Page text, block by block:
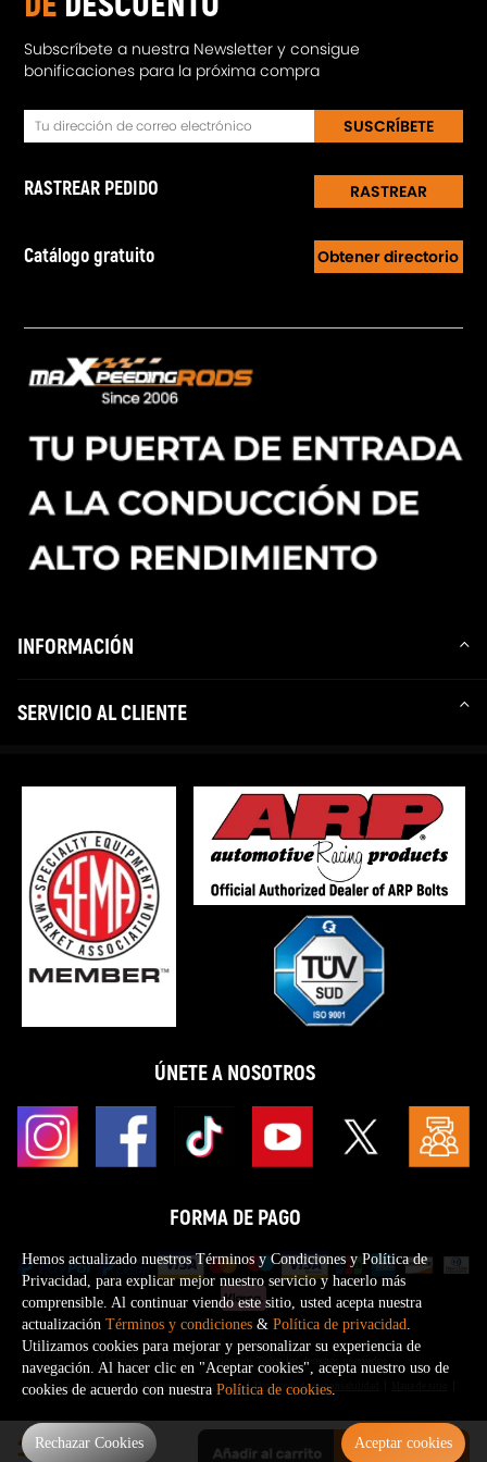
Subscríbete a nuestra Newsletter y consigue
bonificaciones para la próxima compra
SUSCRÍBETE
RASTREAR PEDIDO RASTREAR
Catálogo gratuito Obtener directorio
INFORMACIÓN
SERVICIO AL CLIENTE
ÚNETE A NOSOTROS
FORMA DE PAGO
Copyright © 2026 Maxpeedingrods Todos los derechos reservados.
Política de privacidad Términos y condiciones Descargos de responsabilidad
Hemos actualizado nuestros Términos y Condiciones y Política de
Privacidad, para explicar mejor nuestro servicio y hacerlo más
comprensible. Al continuar viendo este sitio, usted acepta nuestra
actualización Términos y condiciones & Política de privacidad.
Utilizamos cookies para mejorar y personalizar su experiencia de
navegación. Al hacer clic en "Aceptar cookies", acepta nuestro uso de
cookies de acuerdo con nuestra Política de cookies.
Rechazar Cookies Aceptar cookies